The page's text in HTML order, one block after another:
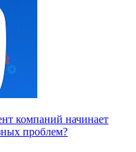
компаний начинает
проблем?